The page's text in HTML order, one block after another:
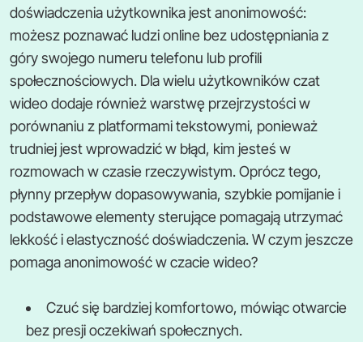
doświadczenia użytkownika jest anonimowość:
możesz poznawać ludzi online bez udostępniania z
góry swojego numeru telefonu lub profili
społecznościowych. Dla wielu użytkowników czat
wideo dodaje również warstwę przejrzystości w
porównaniu z platformami tekstowymi, ponieważ
trudniej jest wprowadzić w błąd, kim jesteś w
rozmowach w czasie rzeczywistym. Oprócz tego,
płynny przepływ dopasowywania, szybkie pomijanie i
podstawowe elementy sterujące pomagają utrzymać
lekkość i elastyczność doświadczenia. W czym jeszcze
pomaga anonimowość w czacie wideo?
Czuć się bardziej komfortowo, mówiąc otwarcie
bez presji oczekiwań społecznych.